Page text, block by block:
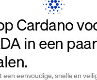
Cardano
in een
een eenvoudige, snelle en